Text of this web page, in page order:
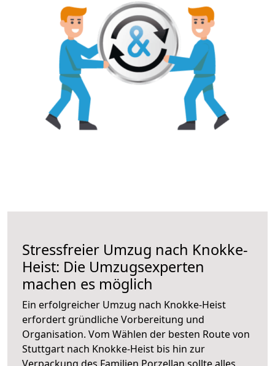
Stressfreier Umzug nach Knokke-
Heist: Die Umzugsexperten
machen es möglich
Ein erfolgreicher Umzug nach Knokke-Heist
erfordert gründliche Vorbereitung und
Organisation. Vom Wählen der besten Route von
Stuttgart nach Knokke-Heist bis hin zur